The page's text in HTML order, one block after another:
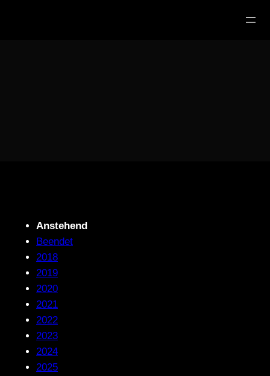
Anstehend
Beendet
2018
2019
2020
2021
2022
2023
2024
2025